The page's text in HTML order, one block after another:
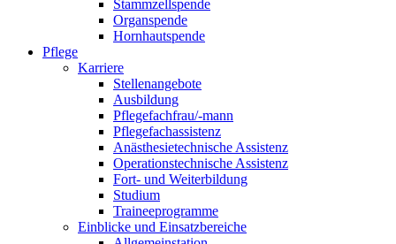
Stammzellspende
Organspende
Hornhautspende
Pflege
Karriere
Stellenangebote
Ausbildung
Pflegefachfrau/-mann
Pflegefachassistenz
Anästhesietechnische Assistenz
Operationstechnische Assistenz
Fort- und Weiterbildung
Studium
Traineeprogramme
Einblicke und Einsatzbereiche